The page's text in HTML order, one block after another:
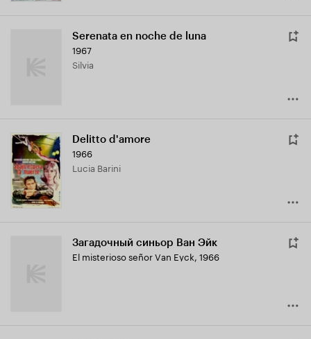
Serenata en noche de luna
1967
Silvia
Delitto d'amore
1966
Lucia Barini
Загадочный синьор Ван Эйк
El misterioso señor Van Eyck, 1966